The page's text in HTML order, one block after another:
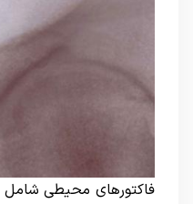
فاکتورهای محیطی شامل